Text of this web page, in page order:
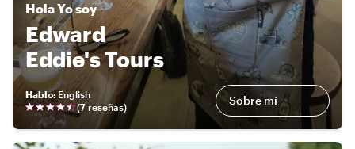
HolaYo soy
Edward
Eddie's Tours
Hablo: English
(7 reseñas) Sobre mí